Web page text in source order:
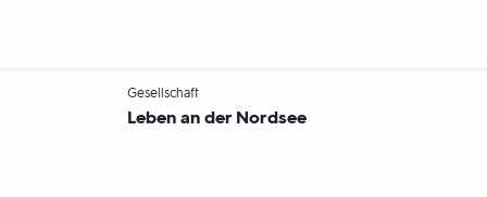
Gesellschaft-
Leben an der Nordsee